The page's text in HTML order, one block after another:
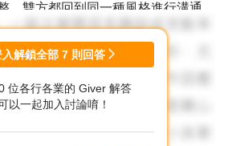
，雙方都回到同一種風格進行溝通
也可以不斷確認），是不是就有可能
入解鎖全部 7 則回答
位各行各業的 Giver 解答
以一起加入討論唷！